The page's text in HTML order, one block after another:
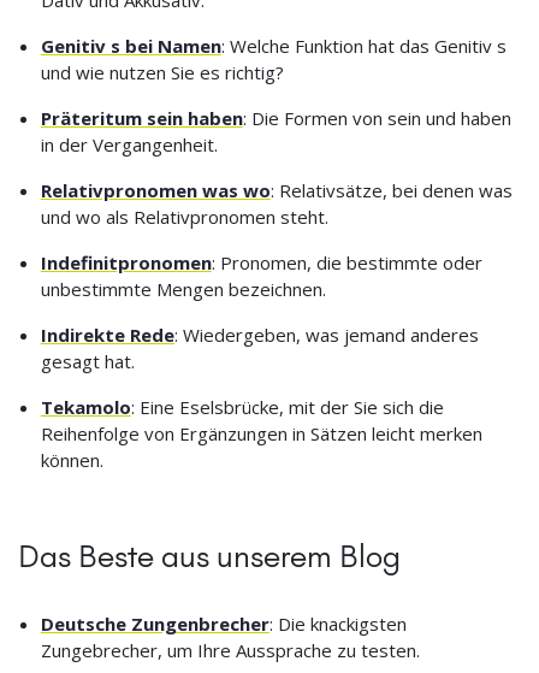
Genitiv s bei Namen: Welche Funktion hat das Genitiv s
und wie nutzen Sie es richtig?
Präteritum sein haben: Die Formen von sein und haben
in der Vergangenheit.
Relativpronomen was wo: Relativsätze, bei denen was
und wo als Relativpronomen steht.
Indefinitpronomen: Pronomen, die bestimmte oder
unbestimmte Mengen bezeichnen.
Indirekte Rede: Wiedergeben, was jemand anderes
gesagt hat.
Tekamolo: Eine Eselsbrücke, mit der Sie sich die
Reihenfolge von Ergänzungen in Sätzen leicht merken
können.
Das Beste aus unserem Blog
Deutsche Zungenbrecher: Die knackigsten
Zungebrecher, um Ihre Aussprache zu testen.